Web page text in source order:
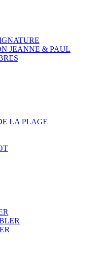
JEANNE & PAUL
LA PLAGE